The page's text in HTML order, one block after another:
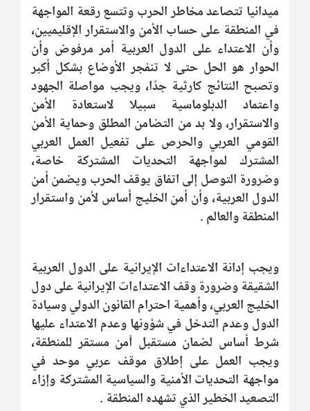
ميدانيا تتصاعد مخاطر الحرب وتتسع رقعة المواجهة
في المنطقة على حساب الأمن والاستقرار الإقليميين،
وأن الاعتداء على الدول العربية أمر مرفوض وأن
الحوار هو الحل حتى لا تنفجر الأوضاع بشكل أكبر
وتصبح النتائج كارثية جدًا، ويجب مواصلة الجهود
واعتماد الدبلوماسية سبيلا لاستعادة الأمن
والاستقرار، ولا بد من التضامن المطلق وحماية الأمن
القومي العربي والحرص على تفعيل العمل العربي
المشترك لمواجهة التحديات المشتركة خاصة،
وضرورة التوصل إلى اتفاق يوقف الحرب ويضمن أمن
الدول العربية، وأن أمن الخليج أساس لأمن واستقرار
المنطقة والعالم .
ويجب إدانة الاعتداءات الإيرانية على الدول العربية
الشقيقة وضرورة وقف الاعتداءات الإيرانية على دول
الخليج العربي، وأهمية احترام القانون الدولي وسيادة
الدول وعدم التدخل في شؤونها وعدم الاعتداء عليها
شرط أساس لضمان مستقبل آمن مستقر للمنطقة،
ويجب العمل على إطلاق موقف عربي موحد في
مواجهة التحديات الأمنية والسياسية المشتركة وإزاء
التصعيد الخطير الذي تشهده المنطقة .